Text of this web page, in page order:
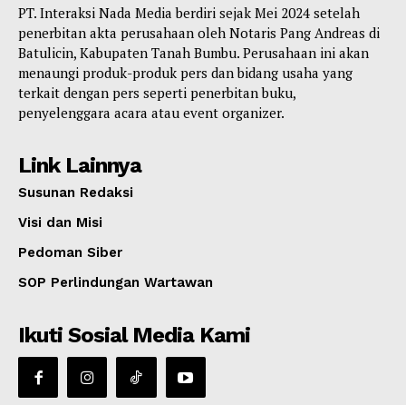
PT. Interaksi Nada Media berdiri sejak Mei 2024 setelah
penerbitan akta perusahaan oleh Notaris Pang Andreas di
Batulicin, Kabupaten Tanah Bumbu. Perusahaan ini akan
menaungi produk-produk pers dan bidang usaha yang
terkait dengan pers seperti penerbitan buku,
penyelenggara acara atau event organizer.
Link Lainnya
Susunan Redaksi
Visi dan Misi
Pedoman Siber
SOP Perlindungan Wartawan
Ikuti Sosial Media Kami